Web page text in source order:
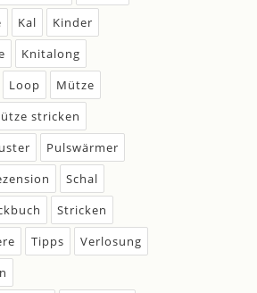
Kal
Kinder
Knitalong
Loop
Mütze
stricken
Pulswärmer
Schal
Stricken
Tipps
Verlosung